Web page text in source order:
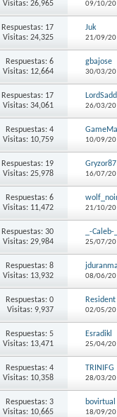
Visitas: 26,965
09/10/
Respuestas: 17
Visitas: 24,325
Juk
21/09/
Respuestas: 6
Visitas: 12,664
gbajose
30/03/
Respuestas: 17
Visitas: 34,061
26/03/
Respuestas: 4
Visitas: 10,759
10/09/
Respuestas: 19
Visitas: 25,978
Gryzor87
16/07/
Respuestas: 6
Visitas: 11,472
21/10/
Respuestas: 30
Visitas: 29,984
_-Caleb-_
25/07/
Respuestas: 8
Visitas: 13,932
08/06/
Respuestas: 0
Visitas: 9,937
Resident
02/05/
Respuestas: 5
Visitas: 13,471
Esradikl
25/04/
Respuestas: 4
Visitas: 10,358
TRINIFG
28/03/
Respuestas: 3
Visitas: 10,665
bovirtual
18/09/